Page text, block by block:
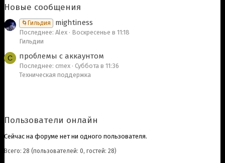
Новые сообщения
🌀Гильдия mightiness
Последнее: Alex
Воскресенье в 11:18
Гильдии
C проблемы с аккаунтом
Последнее: cmex
Суббота в 11:36
Техническая поддержка
Пользователи онлайн
Сейчас на форуме нет ни одного пользователя.
Всего: 28 (пользователей: 0, гостей: 28)